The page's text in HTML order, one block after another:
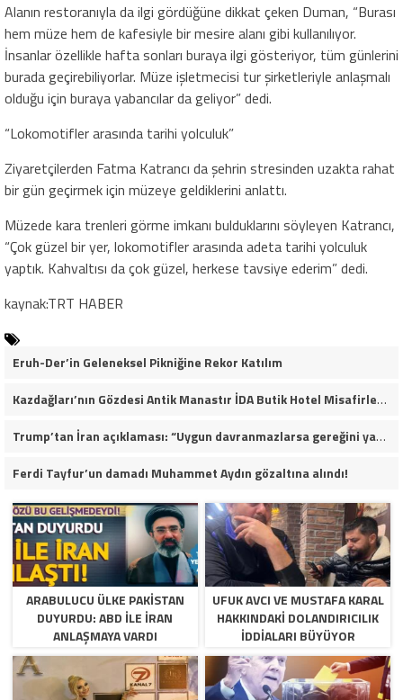
Alanın restoranıyla da ilgi gördüğüne dikkat çeken Duman, “Burası
hem müze hem de kafesiyle bir mesire alanı gibi kullanılıyor.
İnsanlar özellikle hafta sonları buraya ilgi gösteriyor, tüm günlerini
burada geçirebiliyorlar. Müze işletmecisi tur şirketleriyle anlaşmalı
olduğu için buraya yabancılar da geliyor” dedi.
“Lokomotifler arasında tarihi yolculuk”
Ziyaretçilerden Fatma Katrancı da şehrin stresinden uzakta rahat
bir gün geçirmek için müzeye geldiklerini anlattı.
Müzede kara trenleri görme imkanı bulduklarını söyleyen Katrancı,
“Çok güzel bir yer, lokomotifler arasında adeta tarihi yolculuk
yaptık. Kahvaltısı da çok güzel, herkese tavsiye ederim” dedi.
kaynak:TRT HABER
Eruh-Der’in Geleneksel Pikniğine Rekor Katılım
Kazdağları’nın Gözdesi Antik Manastır İDA Butik Hotel Misafirlerinden Tam Not Alıyor
Trump’tan İran açıklaması: “Uygun davranmazlarsa gereğini yaparım”
Ferdi Tayfur’un damadı Muhammet Aydın gözaltına alındı!
ARABULUCU ÜLKE PAKISTAN
DUYURDU: ABD ILE İRAN
ANLAŞMAYA VARDI
UFUK AVCI VE MUSTAFA KARAL
HAKKINDAKI DOLANDIRICILIK
İDDIALARI BÜYÜYOR